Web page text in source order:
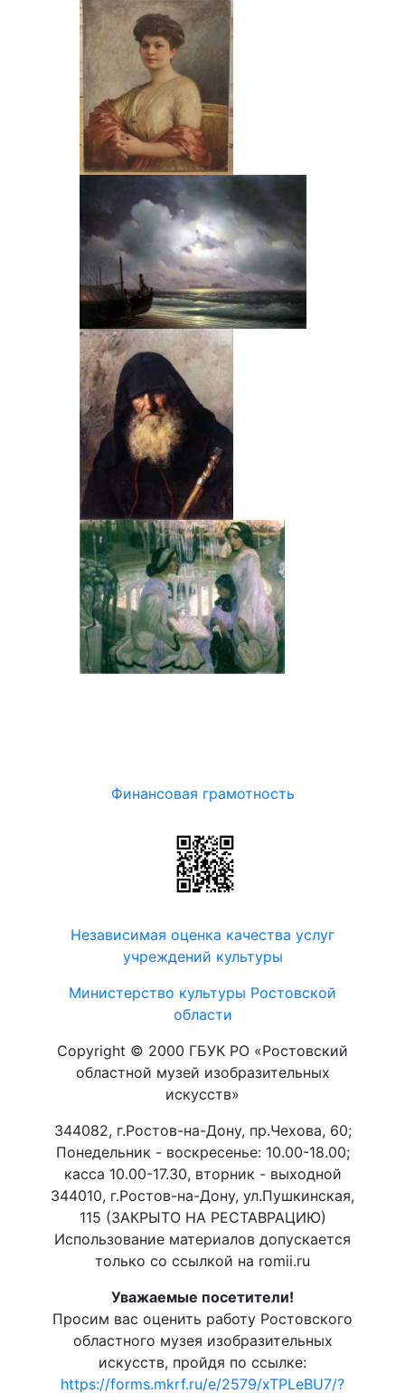
Финансовая грамотность
Независимая оценка качества услуг
учреждений культуры
Министерство культуры Ростовской
области
Copyright © 2000 ГБУК РО «Ростовский
областной музей изобразительных
искусств»
344082, г.Ростов-на-Дону, пр.Чехова, 60;
Понедельник - воскресенье: 10.00-18.00;
касса 10.00-17.30, вторник - выходной
344010, г.Ростов-на-Дону, ул.Пушкинская,
115 (ЗАКРЫТО НА РЕСТАВРАЦИЮ)
Использование материалов допускается
только со ссылкой на romii.ru
Уважаемые посетители!
Просим вас оценить работу Ростовского
областного музея изобразительных
искусств, пройдя по ссылке:
https://forms.mkrf.ru/e/2579/xTPLeBU7/?